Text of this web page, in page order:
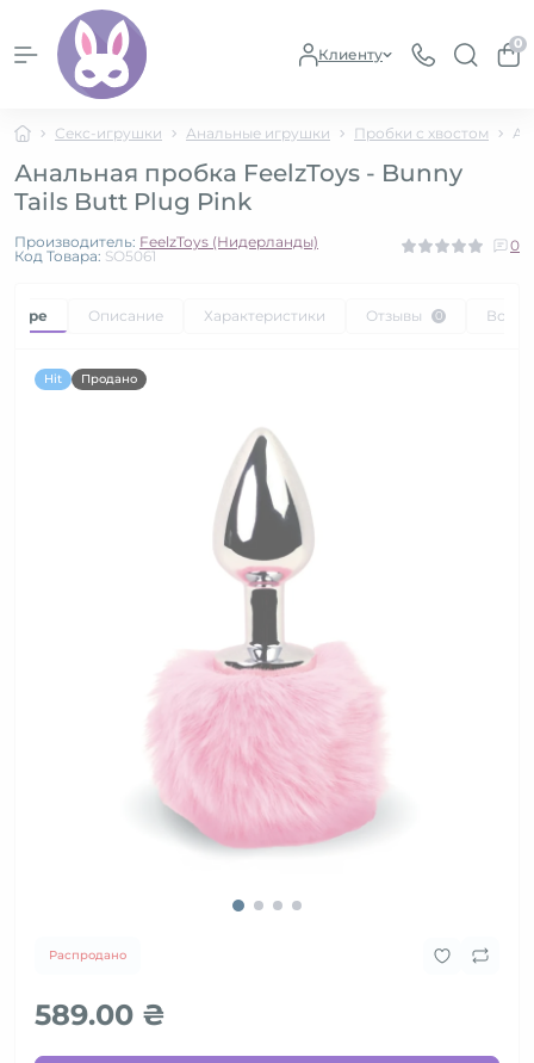
Клиенту
0
Секс-игрушки Анальные игрушки Пробки с хвостом
Анальная пробка FeelzToys - Bunny
Tails Butt Plug Pink
Производитель: FeelzToys (Нидерланды)
Код Товара: SO5061
0
Описание Характеристики Отзывы 0
Hit Продано
Распродано
589.00 ₴